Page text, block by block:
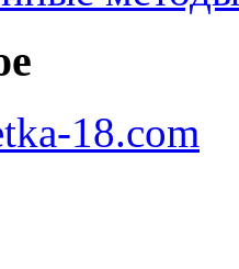
18.com